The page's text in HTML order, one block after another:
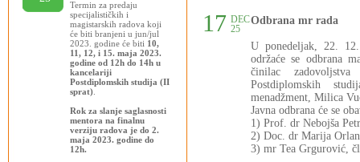
Termin za predaju
specijalističkih i
magistarskih radova koji
će biti branjeni u jun/jul
2023. godine će biti 10,
11, 12, i 15. maja 2023.
godine od 12h do 14h u
kancelariji
Postdiplomskih studija (II
sprat)
Rok za slanje saglasnosti
mentora na finalnu
verziju radova je do 2.
maja 2023. godine do
12h.
17 DEC
25
Odbrana mr rada
U ponedeljak, 22.
održaće se odbrana
činilac
Postdiplomskih
menadžment, Milica
Javna odbrana će se
1) Prof. dr Nebojša
2) Doc. dr Marija
3) mr Tea Grgurović,